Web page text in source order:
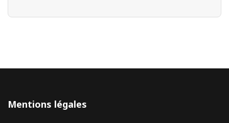
Mentions légales